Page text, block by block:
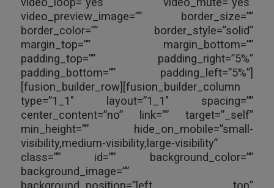
video_preview_image=”” border_size=””
border_color=”” border_style=”solid”
margin_top=”” margin_bottom=””
padding_top=”” padding_right=”5%”
padding_bottom=”” padding_left=”5%”]
[fusion_builder_row][fusion_builder_column
type=”1_1″ layout=”1_1″ spacing=””
center_content=”no” link=”” target=”_self”
min_height=”” hide_on_mobile=”small-
visibility,medium-visibility,large-visibility”
class=”” id=”” background_color=””
background_image=””
background_position=”left top”